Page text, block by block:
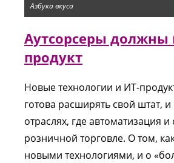
Азбука вкуса
Аутсорсеры должны
продукт
Новые технологии и ИТ-
готова расширять свой штат,
отраслях, где автоматизация
розничной торговле. О том,
новыми технологиями, и о